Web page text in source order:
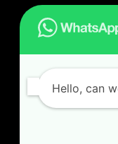
Contact Info
+62 821 3811 4821
Hello, can